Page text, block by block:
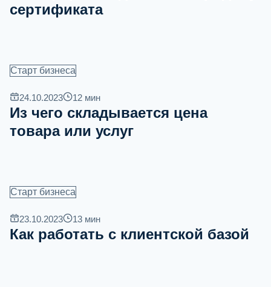
сертификата
Старт бизнеса
24.10.2023 12 мин
Из чего складывается цена
товара или услуг
Старт бизнеса
23.10.2023 13 мин
Как работать с клиентской базой